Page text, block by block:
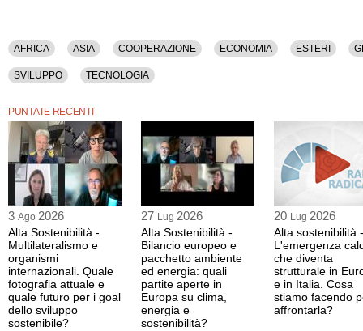
AFRICA
ASIA COOPERAZIONE ECONOMIA ESTERI
SVILUPPO TECNOLOGIA
PUNTATE RECENTI
3 Ago 2026
Alta Sostenibilità -
Multilateralismo e
organismi
internazionali. Quale
fotografia attuale e
quale futuro per i goal
dello sviluppo
sostenibile?
27 Lug 2026
Alta Sostenibilità -
Bilancio europeo e
pacchetto ambiente
ed energia: quali
partite aperte in
Europa su clima,
energia e
sostenibilità?
20 Lug 2026
Alta sostenibilità -
L'emergenza
che diventa
strutturale in
e in Italia. Cosa
stiamo facendo
affrontarla?